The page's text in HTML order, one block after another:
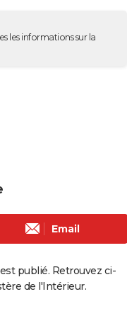
les informations sur la
Email
publié. Retrouvez ci-
de l'Intérieur.